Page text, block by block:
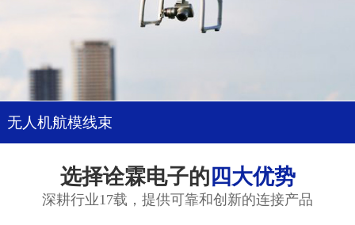
无人机航模线束
选择诠霖电子的 四大优势
深耕行业17载，提供可靠和创新的连接产品